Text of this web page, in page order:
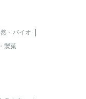
・バイオ
製菓